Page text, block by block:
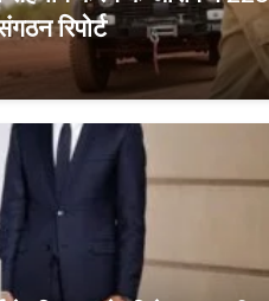
रिपोर्ट